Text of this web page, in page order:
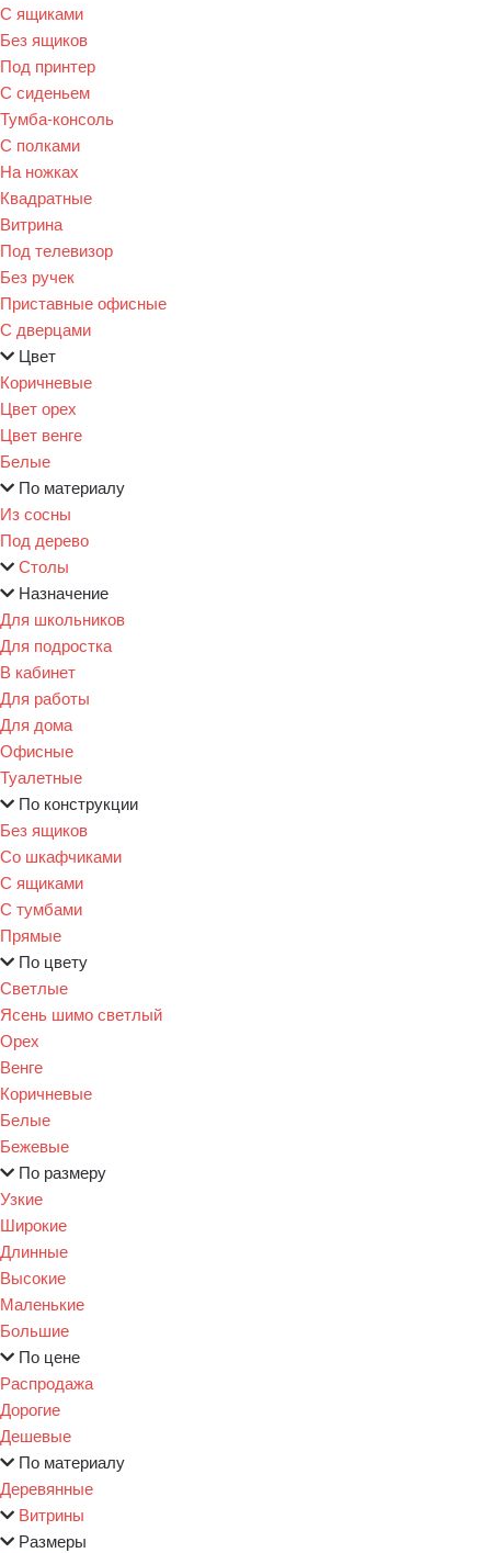
С ящиками
Без ящиков
Под принтер
С сиденьем
Тумба-консоль
С полками
На ножках
Квадратные
Витрина
Под телевизор
Без ручек
Приставные офисные
С дверцами
Цвет
Коричневые
Цвет орех
Цвет венге
Белые
По материалу
Из сосны
Под дерево
Столы
Назначение
Для школьников
Для подростка
В кабинет
Для работы
Для дома
Офисные
Туалетные
По конструкции
Без ящиков
Со шкафчиками
С ящиками
С тумбами
Прямые
По цвету
Светлые
Ясень шимо светлый
Орех
Венге
Коричневые
Белые
Бежевые
По размеру
Узкие
Широкие
Длинные
Высокие
Маленькие
Большие
По цене
Распродажа
Дорогие
Дешевые
По материалу
Деревянные
Витрины
Размеры